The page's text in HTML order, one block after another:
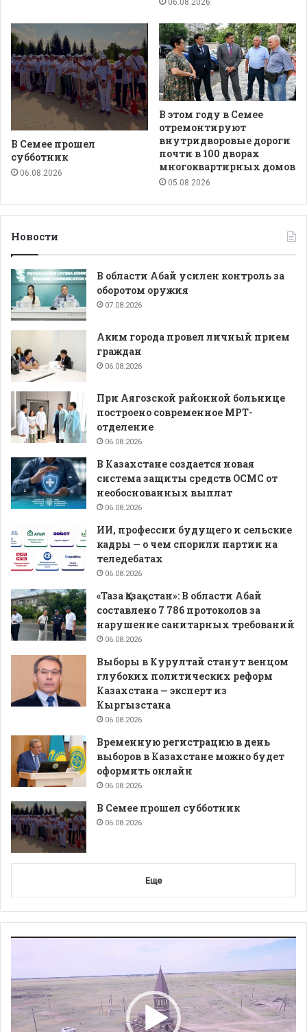
06.08.2026
В Семее прошел
субботник
06.08.2026
В этом году в Семее
отремонтируют
внутридворовые дороги
почти в 100 дворах
многоквартирных домов
05.08.2026
Новости
В области Абай усилен контроль за
оборотом оружия
07.08.2026
Аким города провел личный прием
граждан
06.08.2026
При Аягозской районной больнице
построено современное МРТ-
отделение
06.08.2026
В Казахстане создается новая
система защиты средств ОСМС от
необоснованных выплат
06.08.2026
ИИ, профессии будущего и сельские
кадры — о чем спорили партии на
теледебатах
06.08.2026
«Таза Қазақстан»: В области Абай
составлено 7 786 протоколов за
нарушение санитарных требований
06.08.2026
Выборы в Курултай станут венцом
глубоких политических реформ
Казахстана — эксперт из
Кыргызстана
06.08.2026
Временную регистрацию в день
выборов в Казахстане можно будет
оформить онлайн
06.08.2026
В Семее прошел субботник
06.08.2026
Еще